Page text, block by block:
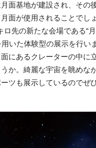
面基地が建設され、その
面が使用されることでしょ
先の新たな会場である“
いた体験型の展示を行い
にあるクレーターの中に
か。綺麗な宇宙を眺めな
ツも展示しているのでぜ